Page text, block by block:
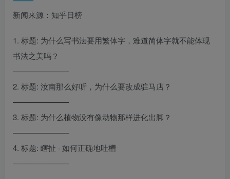
新闻来源：知乎日榜
1. 标题: 为什么写书法要用繁体字，难道简体字就不能体现
书法之美吗？
———————-
2. 标题: 汝南那么好听，为什么要改成驻马店？
———————-
3. 标题: 为什么植物没有像动物那样进化出脚？
———————-
4. 标题: 瞎扯 · 如何正确地吐槽
———————-